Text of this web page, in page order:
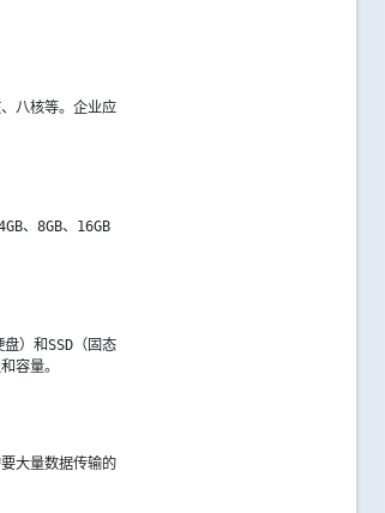
八核等。企业应
、8GB、16GB
）和SSD（固态
容量。
大量数据传输的